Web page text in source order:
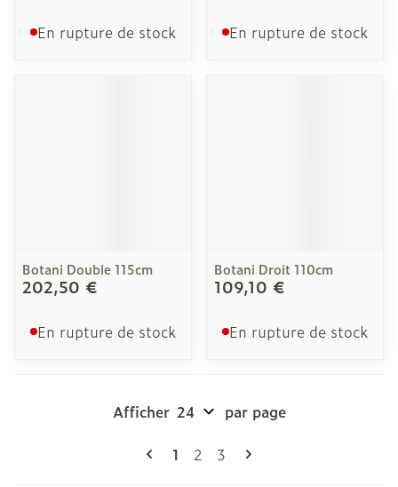
En rupture de stock En rupture de stock
Botani Double 115cm
202,50 €
En rupture de stock
Botani Droit 110cm
109,10 €
En rupture de stock
Pages
Vous lisez actuellement la page
1 Page
2 Page
3
Afficher par page